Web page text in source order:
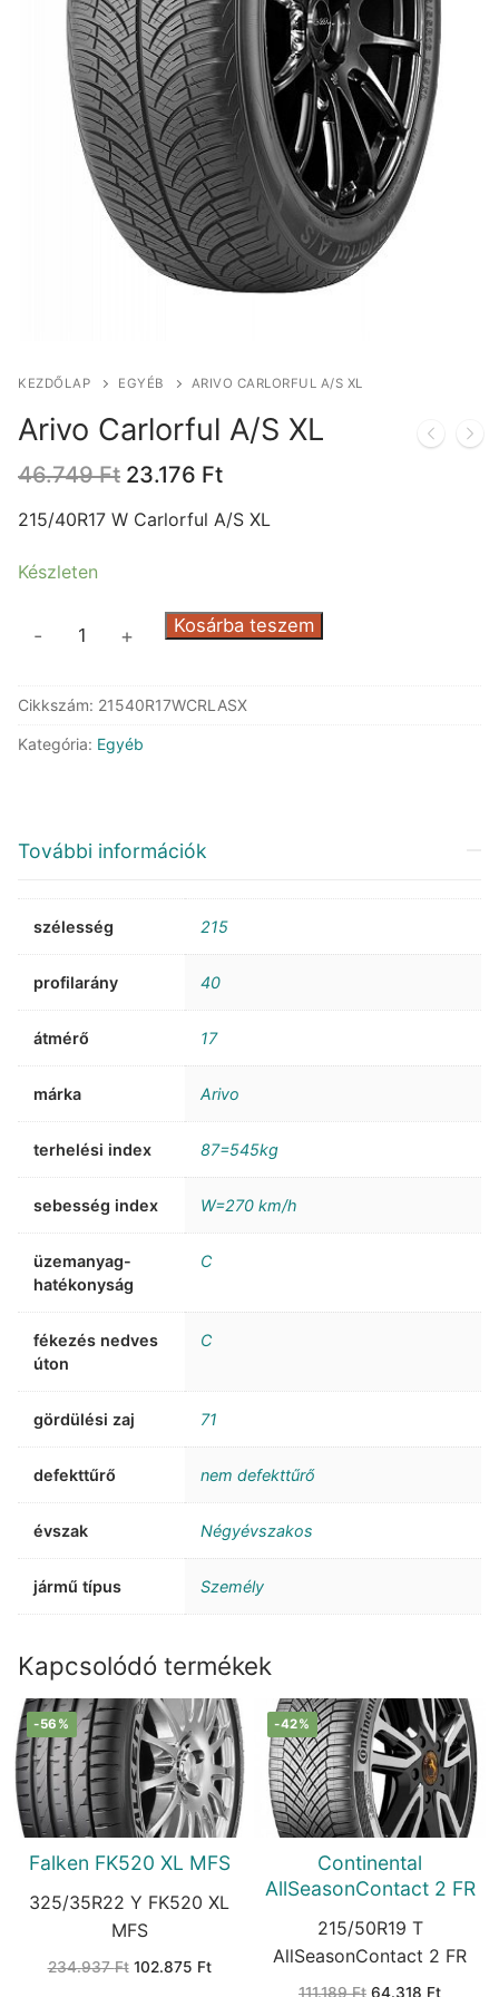
KEZDŐLAP EGYÉB ARIVO CARLORFUL A/S XL
Arivo Carlorful A/S XL
46.749Ft Original
was:
23.176 FtCurrent
is:
215/40R17 W Carlorful A/S XL
Készleten
XL
mennyiség
- + Kosárba teszem
Cikkszám: 21540R17WCRLASX
Kategória: Egyéb
További információk
szélesség 215
profilarány 40
átmérő 17
márka Arivo
terhelési index 87=545kg
sebesség index W=270 km/h
üzemanyag-
hatékonyság
C
fékezés nedves
úton
C
gördülési zaj 71
defekttűrő nem defekttűrő
évszak Négyévszakos
jármű típus Személy
Kapcsolódó termékek
-56%
Falken FK520 XL MFS
325/35R22 Y FK520 XL
MFS
234.937Ft Original
102.875 FtCurrent
-42%
Continental
AllSeasonContact 2 FR
215/50R19 T
AllSeasonContact 2 FR
111.189Ft Original
64.318 FtCurrent